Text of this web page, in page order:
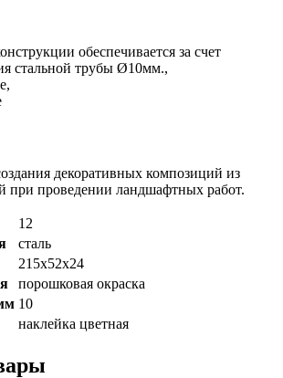
обеспечивается за счет
стальной трубы Ø10мм.,
декоративных композиций из
при проведении ландшафтных работ.
12
сталь
215х52х24
порошковая окраска
10
наклейка цветная